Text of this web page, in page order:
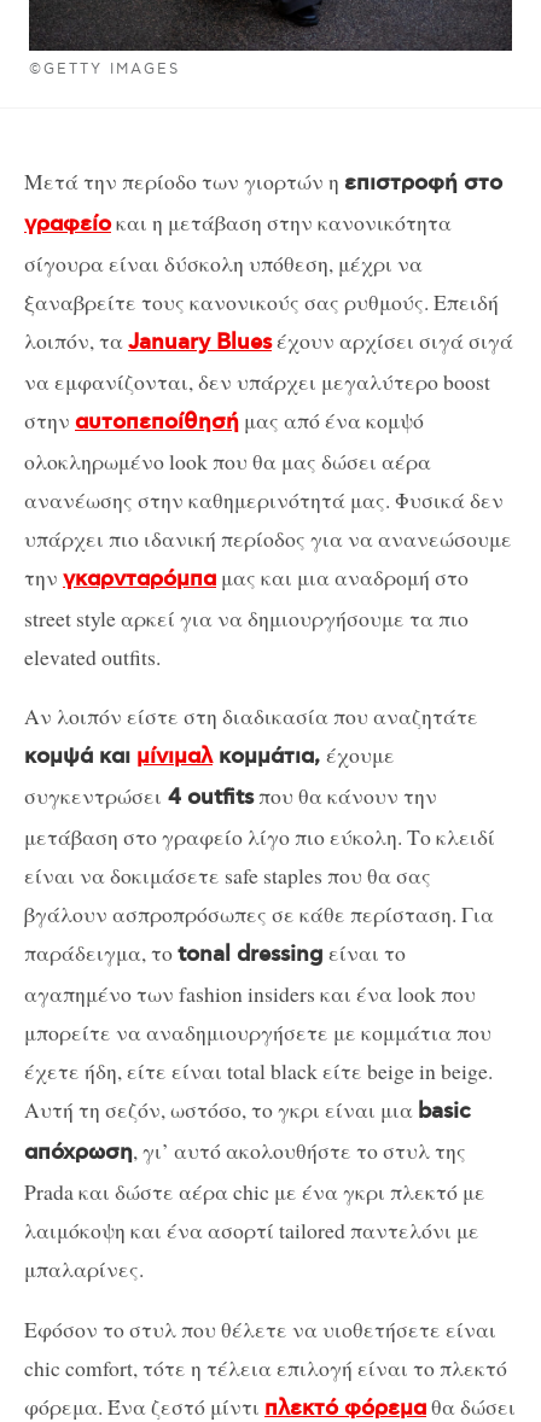
©GETTY IMAGES
Μετά την περίοδο των γιορτών η επιστροφή στο
γραφείοκαι η μετάβαση στην κανονικότητα
σίγουρα είναι δύσκολη υπόθεση, μέχρι να
ξαναβρείτε τους κανονικούς σας ρυθμούς. Επειδή
λοιπόν, ταJanuary Bluesέχουν αρχίσει σιγά σιγά
να εμφανίζονται, δεν υπάρχει μεγαλύτερο boost
στην αυτοπεποίθησή μας από ένα κομψό
ολοκληρωμένο look που θα μας δώσει αέρα
ανανέωσης στην καθημερινότητά μας. Φυσικά δεν
υπάρχει πιο ιδανική περίοδος για να ανανεώσουμε
την γκαρνταρόμπα μας και μια αναδρομή στο
street style αρκεί για να δημιουργήσουμε τα πιο
elevated outfits.
Αν λοιπόν είστε στη διαδικασία που αναζητάτε
κομψά και μίνιμαλκομμάτια, έχουμε
συγκεντρώσει 4 outfitsπου θα κάνουν την
μετάβαση στο γραφείο λίγο πιο εύκολη. Το κλειδί
είναι να δοκιμάσετε safe staples που θα σας
βγάλουν ασπροπρόσωπες σε κάθε περίσταση. Για
παράδειγμα, τοtonal dressing είναι το
αγαπημένο των fashion insiders και ένα look που
μπορείτε να αναδημιουργήσετε με κομμάτια που
έχετε ήδη, είτε είναι total black είτε beige in beige.
Αυτή τη σεζόν, ωστόσο, το γκρι είναι μια basic
απόχρωση, γι’ αυτό ακολουθήστε το στυλ της
Prada και δώστε αέρα chic με ένα γκρι πλεκτό με
λαιμόκοψη και ένα ασορτί tailored παντελόνι με
μπαλαρίνες.
Εφόσον το στυλ που θέλετε να υιοθετήσετε είναι
chic comfort, τότε η τέλεια επιλογή είναι το πλεκτό
φόρεμα. Ένα ζεστό μίντι πλεκτό φόρεμαθα δώσει